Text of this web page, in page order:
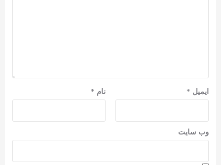
نام * ایمیل *
وب‌ سایت